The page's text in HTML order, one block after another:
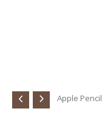
/ Apple Pencil